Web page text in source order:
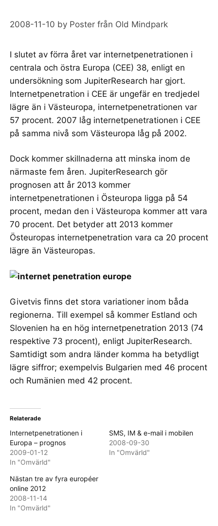
2008-11-10 by Poster från Old Mindpark
I slutet av förra året var internetpenetrationen i
centrala och östra Europa (CEE) 38, enligt en
undersökning som JupiterResearch har gjort.
Internetpenetration i CEE är ungefär en tredjedel
lägre än i Västeuropa, internetpenetrationen var
57 procent. 2007 låg internetpenetrationen i CEE
på samma nivå som Västeuropa låg på 2002.
Dock kommer skillnaderna att minska inom de
närmaste fem åren. JupiterResearch gör
prognosen att år 2013 kommer
internetpenetrationen i Östeuropa ligga på 54
procent, medan den i Västeuropa kommer att vara
70 procent. Det betyder att 2013 kommer
Östeuropas internetpenetration vara ca 20 procent
lägre än Västeuropas.
Givetvis finns det stora variationer inom båda
regionerna. Till exempel så kommer Estland och
Slovenien ha en hög internetpenetration 2013 (74
respektive 73 procent), enligt JupiterResearch.
Samtidigt som andra länder komma ha betydligt
lägre siffror; exempelvis Bulgarien med 46 procent
och Rumänien med 42 procent.
Relaterade
Internetpenetrationen i
Europa – prognos
2009-01-12
In "Omvärld"
SMS, IM & e-mail i mobilen
2008-09-30
In "Omvärld"
Nästan tre av fyra européer
online 2012
2008-11-14
In "Omvärld"